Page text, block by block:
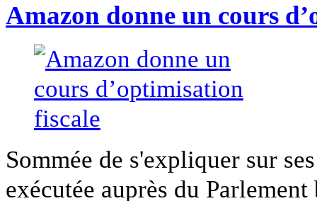
Amazon donne un cours
Sommée de s'expliquer sur
exécutée auprès du